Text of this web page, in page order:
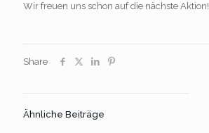
Wir freuen uns schon auf die nächste Aktion!
Share
Ähnliche Beiträge